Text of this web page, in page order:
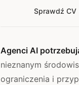
Sprawdź CV
Agenci AI
nieznanym
ograniczenia i